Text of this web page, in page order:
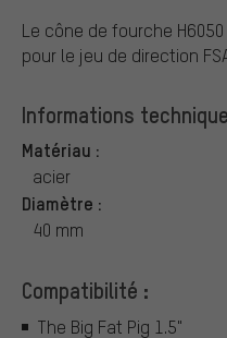
Le cône de fourche
pour le jeu de direction
Informations
Matériau :
acier
Diamètre :
40 mm
Compatibilité :
The Big Fat Pig 1.5"